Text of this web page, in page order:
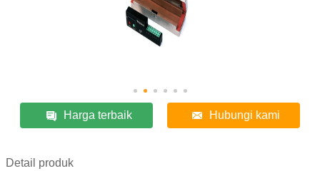
Harga terbaik Hubungi kami
Detail produk